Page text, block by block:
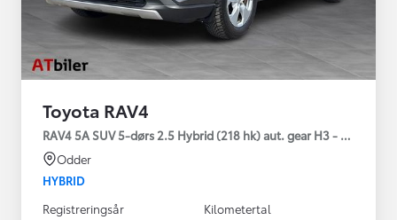
Toyota RAV4
RAV4 5A SUV 5-dørs 2.5 Hybrid (218 hk) aut. gear H3 - Comfort
Odder
HYBRID
Registreringsår
Kilometertal